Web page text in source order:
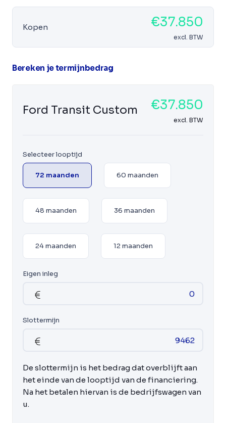
Kopen €37.850
excl. BTW
Bereken je termijnbedrag
Ford Transit Custom €37.850
excl. BTW
Selecteer looptijd
72 maanden 60 maanden
48 maanden 36 maanden
24 maanden 12 maanden
Eigen inleg
Slottermijn
De slottermijn is het bedrag dat overblijft aan
het einde van de looptijd van de financiering.
Na het betalen hiervan is de bedrijfswagen van
u.